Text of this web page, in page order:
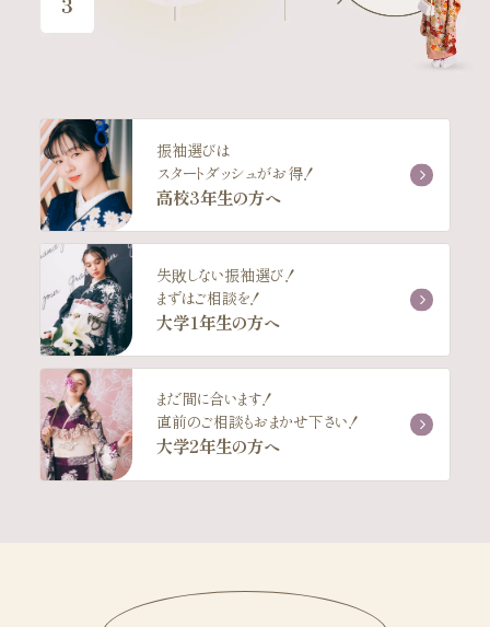
振袖選びは
スタートダッシュがお得！
高校3年生の方へ
失敗しない振袖選び！
まずはご相談を！
大学1年生の方へ
まだ間に合います！
直前のご相談もおまかせ下さい！
大学2年生の方へ